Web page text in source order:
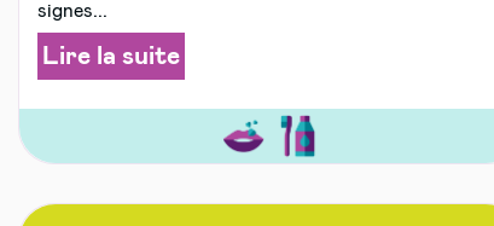
signes...
Lire la suite